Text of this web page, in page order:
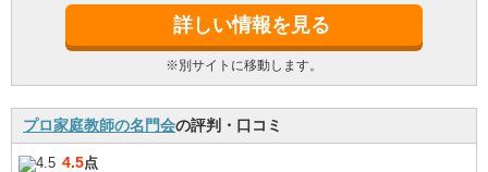
詳しい情報を見る
※別サイトに移動します。
プロ家庭教師の名門会の評判・口コミ
4.5点